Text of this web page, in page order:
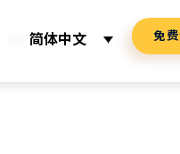
简体中文 免